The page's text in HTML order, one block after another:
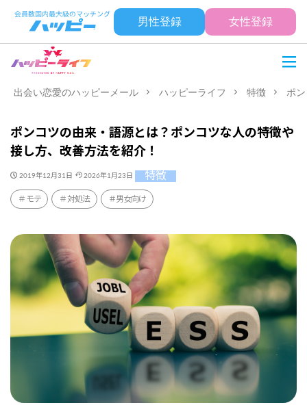
男性登録 女性登録
出会い恋愛のハッピーメール ハッピーライフ 特徴 ポ
ポンコツの由来・語源とは？ポンコツな人の特徴や
接し方、改善方法を紹介！
2019年12月31日 2026年1月23日 特徴
モテ 対処法 男女向け